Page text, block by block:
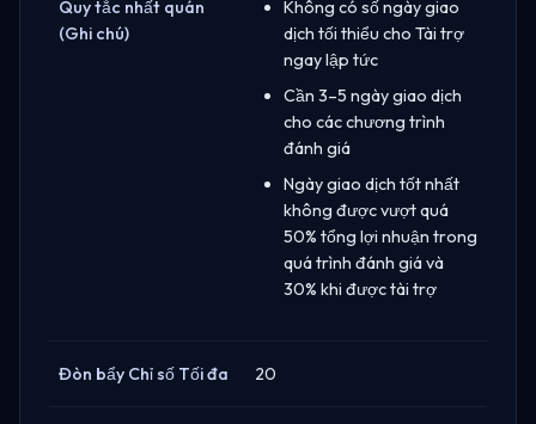
Quy tắc nhất quán
(Ghi chú)
Không có số ngày giao
dịch tối thiểu cho Tài trợ
ngay lập tức
Cần 3–5 ngày giao dịch
cho các chương trình
đánh giá
Ngày giao dịch tốt nhất
không được vượt quá
50% tổng lợi nhuận trong
quá trình đánh giá và
30% khi được tài trợ
Đòn bẩy Chỉ số Tối đa 20